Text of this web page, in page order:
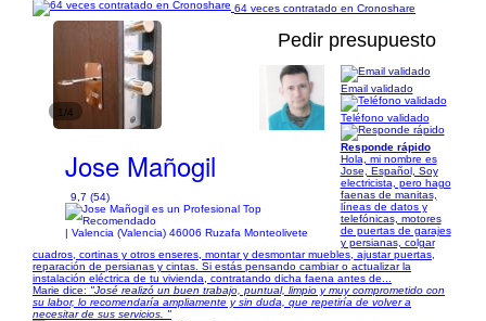
64 veces contratado en Cronoshare
1/4
Pedir presupuesto
Jose Mañogil
9,7 (54)
| Valencia (Valencia) 46006 Ruzafa Monteolivete
Email validado
Teléfono validado
Responde rápido
Hola, mi nombre es
Jose, Español, Soy
electricista, pero hago
faenas de manitas,
líneas de datos y
telefónicas, motores
de puertas de garajes
y persianas, colgar
cuadros, cortinas y otros enseres, montar y desmontar muebles, ajustar puertas,
reparación de persianas y cintas. Si estás pensando cambiar o actualizar la
instalación eléctrica de tu vivienda, contratando dicha faena antes de...
Marie dice: "José realizó un buen trabajo, puntual, limpio y muy comprometido con
su labor, lo recomendaría ampliamente y sin duda, que repetiría de volver a
necesitar de sus servicios. "